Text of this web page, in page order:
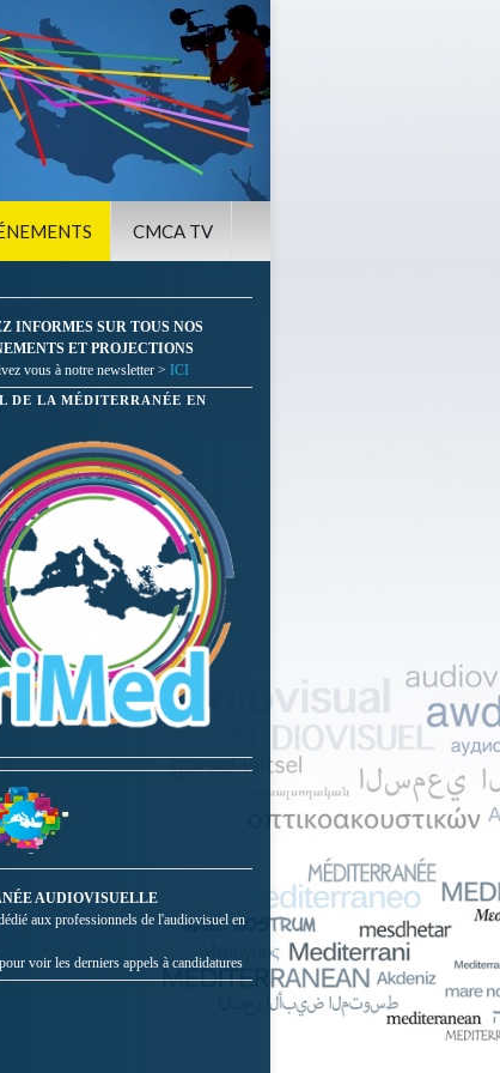
CMCA TV
INFORMES SUR TOUS NOS
ET PROJECTIONS
vous à notre newsletter > ICI
DE LA MÉDITERRANÉE EN
AUDIOVISUELLE
aux professionnels de l'audiovisuel en
pour voir les derniers appels à candidatures